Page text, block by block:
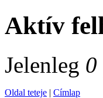
Aktív
Jelenleg 0
Oldal teteje | Címlap